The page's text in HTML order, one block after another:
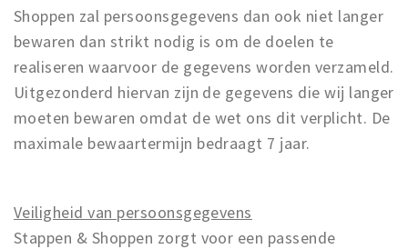
Shoppen zal persoonsgegevens dan ook niet langer
bewaren dan strikt nodig is om de doelen te
realiseren waarvoor de gegevens worden verzameld.
Uitgezonderd hiervan zijn de gegevens die wij langer
moeten bewaren omdat de wet ons dit verplicht. De
maximale bewaartermijn bedraagt 7 jaar.
Veiligheid van persoonsgegevens
Stappen & Shoppen zorgt voor een passende